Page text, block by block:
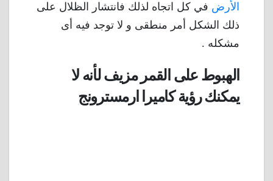
الأرض في كل اتجاه لذلك فانتشار الظلال على
ذلك الشكل أمر منطقى و لا توجد فيه أى
مشكله .
الهبوط على القمر مزيف لأنه لا
يمكنك رؤية كاميرا ارمسترونج